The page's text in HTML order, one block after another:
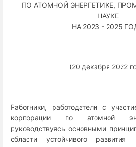
ПО АТОМНОЙ ЭНЕРГЕТИКЕ,
НАУКЕ
НА 2023 - 2025
(20 декабря 2022
Работники, работодатели с
корпорации по атомной
руководствуясь основными
области устойчивого